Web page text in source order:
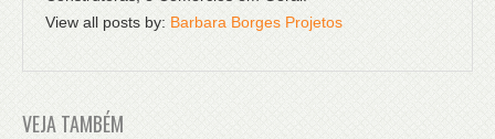
View all posts by: Barbara Borges Projetos
VEJA TAMBÉM